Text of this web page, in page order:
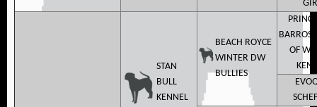
STAN
BULL
KENNEL
BEACH ROYCE
WINTER DW
BULLIES
BARROS
OF